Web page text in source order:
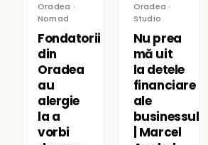
Oradea ·
Nomad
Fondatorii
din
Oradea
au
alergie
la a
vorbi
Oradea ·
Studio
Nu prea
mă uit
la detele
financiare
ale
businessului
| Marcel